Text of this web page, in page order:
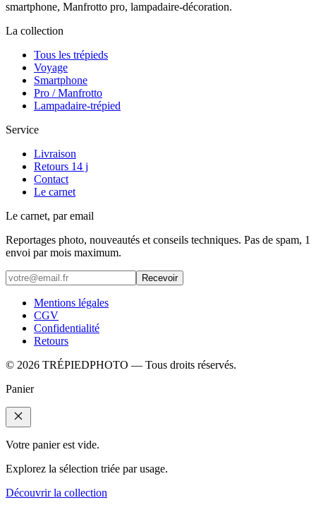
smartphone, Manfrotto pro, lampadaire-décoration.
La collection
Tous les trépieds
Voyage
Smartphone
Pro / Manfrotto
Lampadaire-trépied
Service
Livraison
Retours 14 j
Contact
Le carnet
Le carnet, par email
Reportages photo, nouveautés et conseils techniques. Pas de spam, 1
envoi par mois maximum.
Recevoir
Mentions légales
CGV
Confidentialité
Retours
© 2026 TRÉPIEDPHOTO — Tous droits réservés.
Panier
Votre panier est vide.
Explorez la sélection triée par usage.
Découvrir la collection